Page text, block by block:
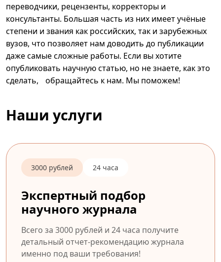
переводчики, рецензенты, корректоры и
консультанты. Большая часть из них имеет учёные
степени и звания как российских, так и зарубежных
вузов, что позволяет нам доводить до публикации
даже самые сложные работы. Если вы хотите
опубликовать научную статью, но не знаете, как это
сделать, обращайтесь к нам. Мы поможем!
Наши услуги
3000 рублей 24 часа
Экспертный подбор
научного журнала
Всего за 3000 рублей и 24 часа получите
детальный отчет-рекомендацию журнала
именно под ваши требования!